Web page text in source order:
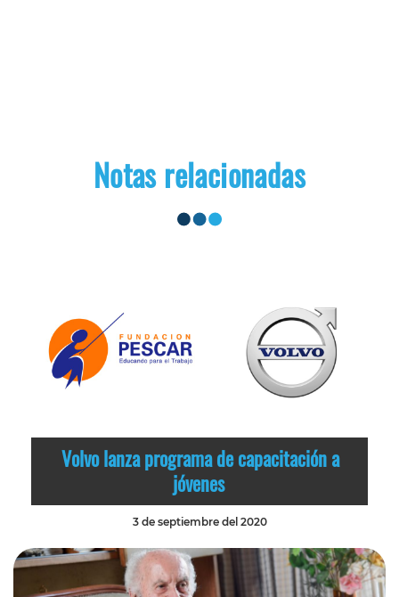
Notas relacionadas
Volvo lanza programa de capacitación a
jóvenes
3 de septiembre del 2020